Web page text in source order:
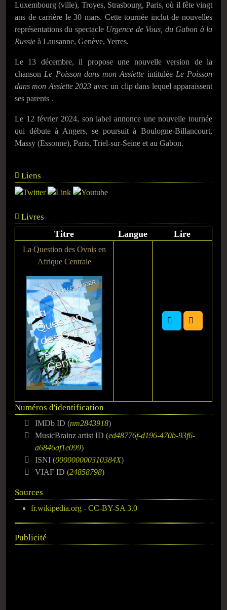
Luxembourg (ville), Troyes, Strasbourg, Paris, où il fête vingt
ans de carrière le 30 mars. Cette tournée inclut de nouvelles
représentations du spectacle Urgence de Vous, du Gabon à la
Russie à Lausanne, Genève, Yerres.
Le 13 décembre, il propose une nouvelle version de la
chanson Le Poisson dans mon Assiette intitulée Le Poisson
dans mon Assiette 2023 avec un clip dans lequel apparaissent
ses parents .
Le 12 février 2024, son label annonce une nouvelle tournée
qui débute à Angers, se poursuit à Boulogne-Billancourt,
Massy (Essonne), Paris, Triel-sur-Seine et au Gabon.
Liens
Livres
Titre Langue Lire
La Question des Ovnis en
Afrique Centrale
Numéros d'identification
IMDb ID (nm2843918)
MusicBrainz artist ID (ed48776f-d196-470b-93f6-
a6846af1e099)
ISNI (000000000310384X)
VIAF ID (24858798)
Sources
fr.wikipedia.org - CC-BY-SA 3.0
Publicité